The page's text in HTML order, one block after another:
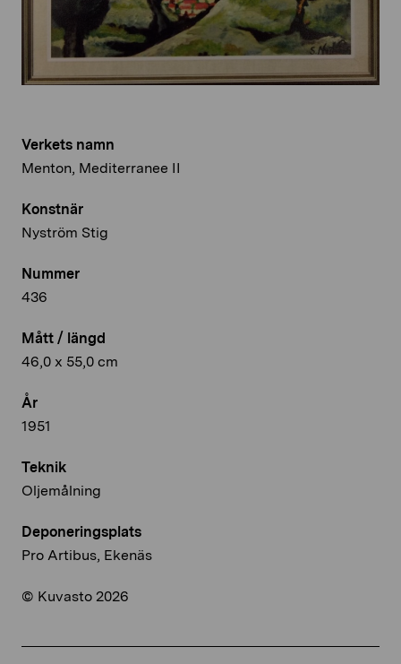
Verkets namn
Menton, Mediterranee II
Konstnär
Nyström Stig
Nummer
436
Mått / längd
46,0 x 55,0 cm
År
1951
Teknik
Oljemålning
Deponeringsplats
Pro Artibus, Ekenäs
© Kuvasto 2026